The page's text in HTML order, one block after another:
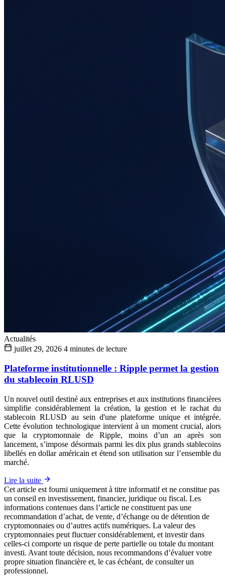
Actualités
juillet 29, 2026 4 minutes de lecture
Plateforme institutionnelle : Ripple permet la gestion
du stablecoin RLUSD
Un nouvel outil destiné aux entreprises et aux institutions financières
simplifie considérablement la création, la gestion et le rachat du
stablecoin RLUSD au sein d'une plateforme unique et intégrée.
Cette évolution technologique intervient à un moment crucial, alors
que la cryptomonnaie de Ripple, moins d’un an après son
lancement, s’impose désormais parmi les dix plus grands stablecoins
libellés en dollar américain et étend son utilisation sur l’ensemble du
marché.
Lire la suite
Cet article est fourni uniquement à titre informatif et ne constitue pas
un conseil en investissement, financier, juridique ou fiscal. Les
informations contenues dans l’article ne constituent pas une
recommandation d’achat, de vente, d’échange ou de détention de
cryptomonnaies ou d’autres actifs numériques. La valeur des
cryptomonnaies peut fluctuer considérablement, et investir dans
celles-ci comporte un risque de perte partielle ou totale du montant
investi. Avant toute décision, nous recommandons d’évaluer votre
propre situation financière et, le cas échéant, de consulter un
professionnel.